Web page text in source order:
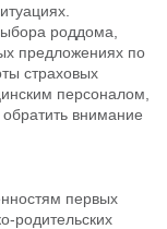
роддома,
предложениях по
страховых
персоналом,
внимание
первых
родительских